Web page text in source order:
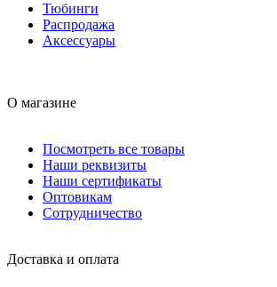
Тюбинги
Распродажа
Аксессуары
О магазине
Посмотреть все товары
Наши реквизиты
Наши сертификаты
Оптовикам
Сотрудничество
Доставка и оплата